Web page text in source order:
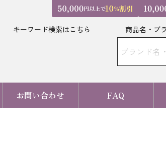
キーワード検索はこちら 商品名・ブ
お問い合わせ FAQ